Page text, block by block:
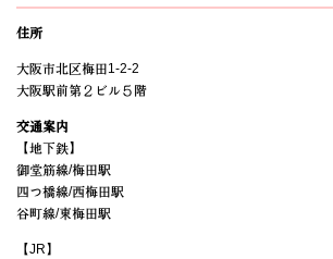
住所
大阪市北区梅田1-2-2
大阪駅前第２ビル５階
交通案内
【地下鉄】
御堂筋線/梅田駅
四つ橋線/西梅田駅
谷町線/東梅田駅
【JR】